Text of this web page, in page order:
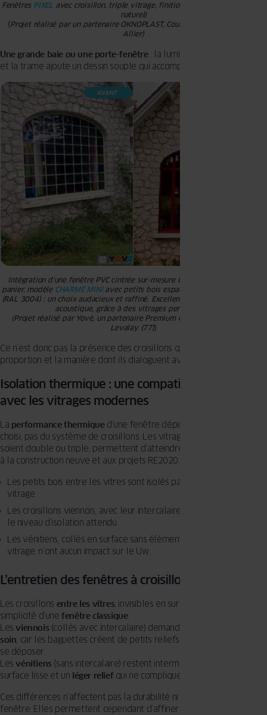
Fenêtres PIXEL avec croisillon, triple vitrage, finition Woodtec Turner (Chêne
naturel)
(Projet réalisé par un partenaire OKNOPLAST, Courtis Travaux à Meaulne,
Allier)
Une grande baie ou une porte-fenêtre: la lumière reste abondante
et la trame ajoute un dessin souple qui accompagne les volumes.
Intégration d’une fenêtre PVC cintrée sur-mesure OKNOPLAST en anse de
panier, modèle CHARME MINIavec petits bois espacés. Coloris rouge basque
(RAL 3004) : un choix audacieux et raffiné. Excellente isolation thermique et
acoustique, grâce à des vitrages performants.
(Projet réalisé par Yové, un partenaire Premium OKNOPLAST à Treuzy-
Levalay (77))
Ce n’est donc pas la présence des croisillons qui compte, mais leur
proportion et la manière dont ils dialoguent avec la pièce.
Isolation thermique : une compatibilité totale
avec les vitrages modernes
La performance thermiqued’une fenêtre dépend surtout du
choisi, pas du système de croisillons. Les vitrages actuels, qu’ils
soient double ou triple, permettent d’atteindre des niveaux adaptés
à la construction neuve et aux projets RE2020.
Les petits bois entre les vitres sont isolés par le double ou triple
vitrage.
Les croisillons viennois, avec leur intercalaire interne, conservent
le niveau d’isolation attendu.
Les vénitiens, collés en surface sans élément dans la chambre du
vitrage, n’ont aucun impact sur le Uw.
L’entretien des fenêtres à croisillons
Les croisillons entre les vitres, invisibles en surface, offrent la
simplicité d’unefenêtre classique.
Lesviennois (collés avec intercalaire) demandent un peu
soin, car les baguettes créent de petits reliefs où la poussière peut
se déposer.
Lesvénitiens (sans intercalaire) restent intermédiaires, avec une
surface lisse et un léger relief qui ne complique pas le nettoyage.
Ces différences n’affectent pas la durabilité ni l’efficacité de la
fenêtre. Elles permettent cependant d’affiner le choix selon les